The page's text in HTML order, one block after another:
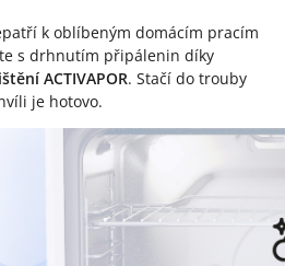
k oblíbeným domácím pracím
s drhnutím připálenin díky
ACTIVAPOR. Stačí do trouby
je hotovo.